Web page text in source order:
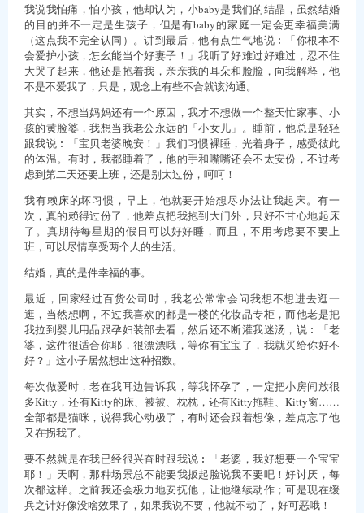
我说我怕痛，怕小孩，他却认为，小baby是我们的结晶，虽然结婚
的目的并不一定是生孩子，但是有baby的家庭一定会更幸福美满
（这点我不完全认同）。讲到最后，他有点生气地说︰「你根本不
会爱护小孩，怎幺能当个好妻子！」我听了好难过好难过，忍不住
大哭了起来，他还是抱着我，亲亲我的耳朵和脸脸，向我解释，他
不是不爱我了，只是，观念上有些不合就该沟通。
其实，不想当妈妈还有一个原因，我才不想做一个整天忙家事、小
孩的黄脸婆，我想当我老公永远的「小女儿」。睡前，他总是轻轻
跟我说︰「宝贝老婆晚安！」我们习惯裸睡，光着身子，感受彼此
的体温。有时，我都睡着了，他的手和嘴嘴还会不太安份，不过考
虑到第二天还要上班，还是别太过份，呵呵！
我有赖床的坏习惯，早上，他就要开始想尽办法让我起床。有一
次，真的赖得过份了，他差点把我抱到大门外，只好不甘心地起床
了。真期待每星期的假日可以好好睡，而且，不用考虑要不要上
班，可以尽情享受两个人的生活。
结婚，真的是件幸福的事。
最近，回家经过百货公司时，我老公常常会问我想不想进去逛一
逛，当然想啊，不过我喜欢的都是一楼的化妆品专柜，而他老是把
我拉到婴儿用品跟孕妇装部去看，然后还不断灌我迷汤，说︰「老
婆，这件很适合你耶，很漂漂哦，等你有宝宝了，我就买给你好不
好？」这小子居然想出这种招数。
每次做爱时，老在我耳边告诉我，等我怀孕了，一定把小房间放很
多Kitty，还有Kitty的床、被被、枕枕，还有Kitty拖鞋、Kitty窗……
全部都是猫咪，说得我心动极了，有时还会跟着想像，差点忘了他
又在拐我了。
要不然就是在我已经很兴奋时跟我说︰「老婆，我好想要一个宝宝
耶！」天啊，那种场景总不能要我扳起脸说我不要吧！好讨厌，每
次都这样。之前我还会极力地安抚他，让他继续动作；可是现在缓
兵之计好像没啥效果了，如果我说不要，他就不动了，好可恶哦！